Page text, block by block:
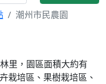
潮州市民農園
里，園區面積大約有
栽培區、果樹栽培區、